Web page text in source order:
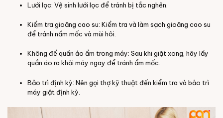
Lưới lọc: Vệ sinh lưới lọc để tránh bị tắc nghẽn.
Kiểm tra gioăng cao su: Kiểm tra và làm sạch gioăng cao su
để tránh nấm mốc và mùi hôi.
Không để quần áo ẩm trong máy: Sau khi giặt xong, hãy lấy
quần áo ra khỏi máy ngay để tránh ẩm mốc.
Bảo trì định kỳ: Nên gọi thợ kỹ thuật đến kiểm tra và bảo trì
máy giặt định kỳ.